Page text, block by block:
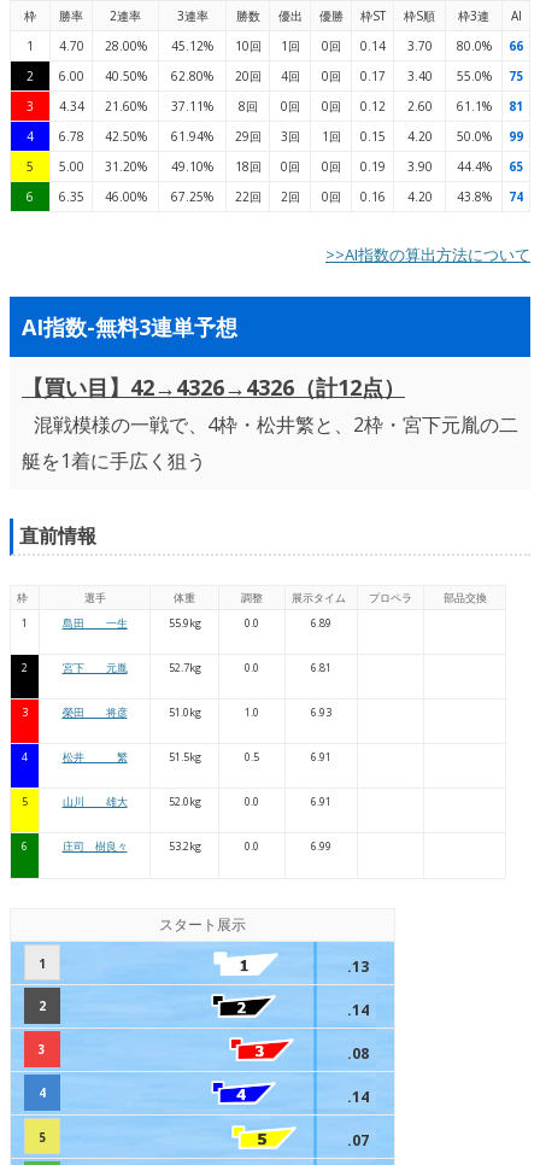
枠 勝率 2連率 3連率 勝数 優出 優勝 枠ST 枠S順 枠3連
AI
1
4.70 28.00% 45.12% 10回 1回 0回 0.14 3.70 80.0%
66
2
6.00 40.50% 62.80% 20回 4回 0回 0.17 3.40 55.0%
75
3
4.34 21.60% 37.11% 8回 0回 0回 0.12 2.60 61.1%
81
4
6.78 42.50% 61.94% 29回 3回 1回 0.15 4.20 50.0%
99
5
5.00 31.20% 49.10% 18回 0回 0回 0.19 3.90 44.4%
65
6
6.35 46.00% 67.25% 22回 2回 0回 0.16 4.20 43.8% 74
>>AI指数の算出方法について
AI指数-無料3連単予想
【買い目】42→4326→4326（計12点）
混戦模様の一戦で、4枠・松井繁と、2枠・宮下元胤の二
艇を1着に手広く狙う
直前情報
枠 選手 体重 調整 展示タイム プロペラ
部品交換
1
島田 一生 55.9kg 0.0 6.89
2 宮下 元胤 52.7kg 0.0 6.81
3 榮田 将彦 51.0kg 1.0 6.93
4 松井 繁 51.5kg 0.5 6.91
5 山川 雄大 52.0kg 0.0 6.91
6 庄司 樹良々 53.2kg 0.0 6.99
スタート展示
1 .13
2 .14
3 .08
4 .14
5 .07